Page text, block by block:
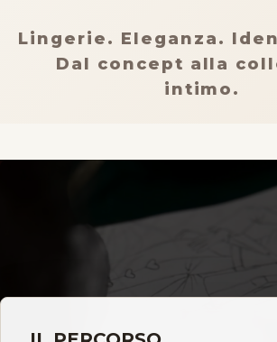
Storia
Lingerie. Eleganza.
Dal concept alla
intimo.